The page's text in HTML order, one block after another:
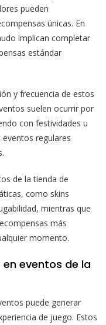
pueden
únicas. En
implican completar
estándar
y frecuencia de estos
suelen ocurrir por
con festividades u
regulares
de la tienda de
como skins
mientras que
más
momento.
eventos de la
puede generar
de juego. Estos